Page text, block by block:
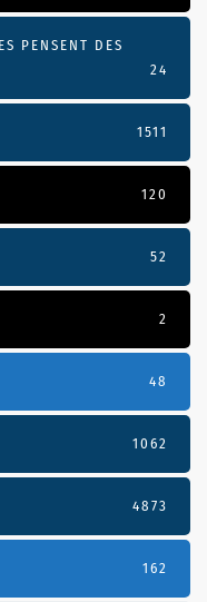
PENSENT DES
24
1511
120
52
2
48
1062
4873
162